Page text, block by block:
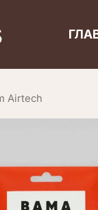
Airtech